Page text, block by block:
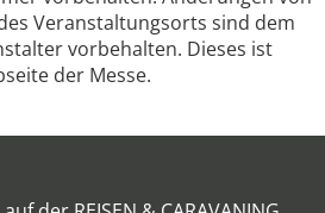
Veranstaltungsorts sind dem
vorbehalten. Dieses ist
der Messe.